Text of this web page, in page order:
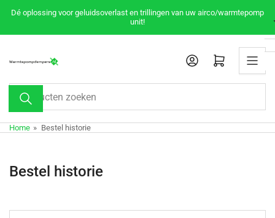
Meteen
de
Dé oplossing voor geluidsoverlast en trillingen van uw airco/warmtepomp
unit!
Producten
zoeken
Mini-winkelwagen openen
Home » Bestel historie
Bestel historie